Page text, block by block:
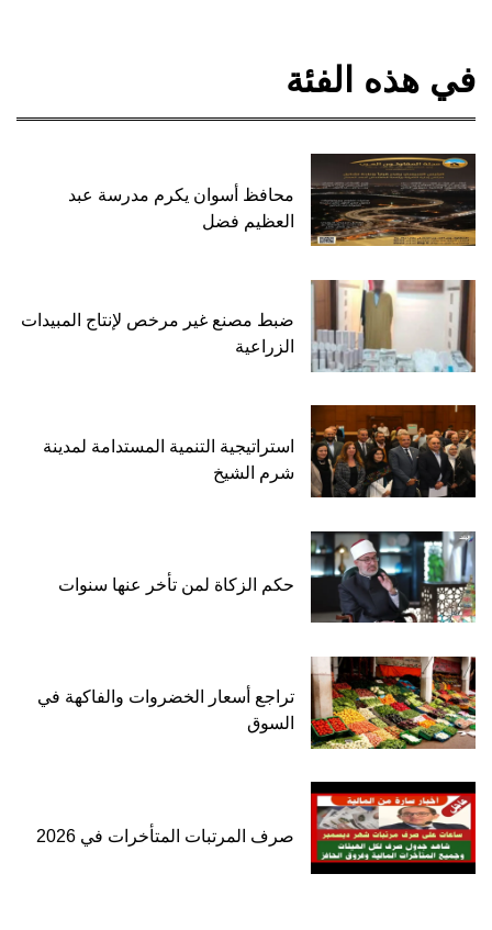
الفئة
محافظ أسوان يكرم مدرسة عبد
العظيم فضل
ضبط مصنع غير مرخص لإنتاج المبيدات
الزراعية
استراتيجية التنمية المستدامة لمدينة
شرم الشيخ
حكم الزكاة لمن تأخر عنها سنوات
تراجع أسعار الخضروات والفاكهة في
السوق
صرف المرتبات المتأخرات في 2026